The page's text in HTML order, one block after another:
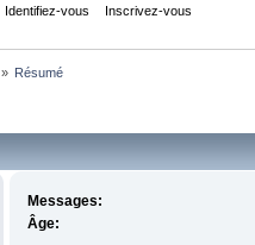
Identifiez-vous Inscrivez-vous
» Résumé
Messages:
Âge: